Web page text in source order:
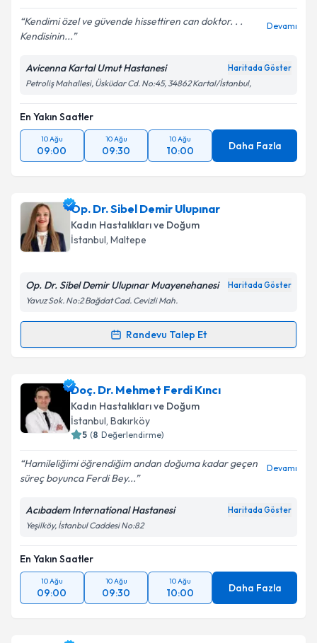
Kendimi özel ve güvende hissettiren can doktor. . .
Kendisinin...
Devamı
Avicenna Kartal Umut Hastanesi Haritada Göster
Petroliş Mahallesi, Üsküdar Cd. No:45, 34862 Kartal/İstanbul,
En Yakın Saatler
10 Ağu
09:00
10 Ağu
09:30
10 Ağu
10:00 Daha Fazla
Op. Dr. Sibel Demir Ulupınar
Kadın Hastalıkları ve Doğum
İstanbul, Maltepe
Op. Dr. Sibel Demir Ulupınar Muayenehanesi Haritada Göster
Yavuz Sok. No:2 Bağdat Cad. Cevizli Mah.
Randevu Talep Et
Randevu Takvimi Talebi
Op. Dr. Sibel Demir Ulupınariçin randevu takvimi
talebi oluşturun. Size bu uzmandan randevu almanız
için bir takvim hazırlandığında e-posta ile
bilgilendireceğiz.
E-posta Adresiniz
Kişisel verilerimin işlenmesine ilişkin
Metni'ni okudum ve kişisel verilerimin belirtilen
kapsamda işlenmesini kabul ediyorum.
Takvim Talebini Gönder
Doç. Dr. Mehmet Ferdi Kıncı
Kadın Hastalıkları ve Doğum
İstanbul, Bakırköy
5 (8 Değerlendirme)
Hamileliğimi öğrendiğim andan doğuma kadar geçen
süreç boyunca Ferdi Bey...
Devamı
Acıbadem International Hastanesi Haritada Göster
Yeşilköy, İstanbul Caddesi No:82
En Yakın Saatler
10 Ağu
09:00
10 Ağu
09:30
10 Ağu
10:00 Daha Fazla